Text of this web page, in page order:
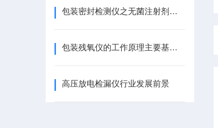
包装密封检测仪之无菌注射剂成品的容器密闭性测试（CCIT）
包装残氧仪的工作原理主要基于氧气的化学反应
高压放电检漏仪行业发展前景